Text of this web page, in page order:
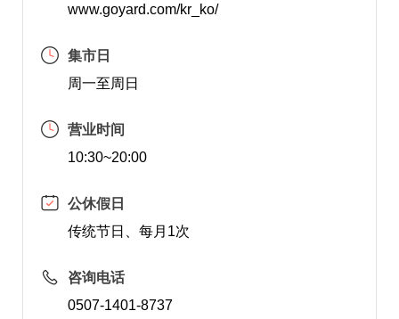
www.goyard.com/kr_ko/
集市日
周一至周日
营业时间
10:30~20:00
公休假日
传统节日、每月1次
咨询电话
0507-1401-8737